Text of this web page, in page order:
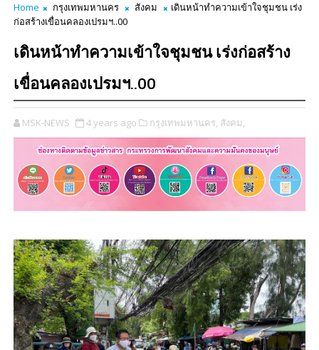
Home กรุงเทพมหานคร สังคม
เดินหน้าทำความเข้าใจชุมชน เร่ง
ก่อสร้างเขื่อนคลองเปรมฯ..00
เดินหน้าทำความเข้าใจชุมชน เร่งก่อสร้าง
เขื่อนคลองเปรมฯ..00
MSK-NEWS 4 years ago กรุงเทพมหานคร, สังคม,